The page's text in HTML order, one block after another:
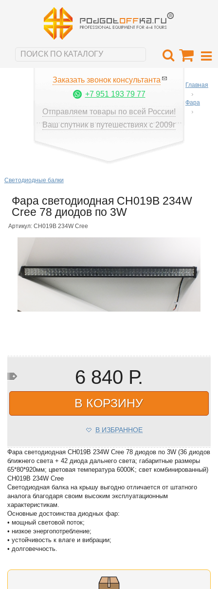
Заказать звонок консультанта
+7 951 193 79 77
Отправляем товары по всей России!
Ваш спутник в путешествиях с 2009г
Главная
Фара
Светодиодные балки
Фара светодиодная CH019B 234W
Cree 78 диодов по 3W
Артикул: CH019B 234W Cree
6 840 Р.
В КОРЗИНУ
В ИЗБРАННОЕ
Фара светодиодная CH019B 234W Cree 78 диодов по 3W (36 диодов
ближнего света + 42 диода дальнего света; габаритные размеры
65*80*920мм; цветовая температура 6000K; свет комбинированный)
CH019B 234W Cree
Светодиодная балка на крышу выгодно отличается от штатного
аналога благодаря своим высоким эксплуатационным
характеристикам.
Основные достоинства диодных фар:
• мощный световой поток;
• низкое энергопотребление;
• устойчивость к влаге и вибрации;
• долговечность.